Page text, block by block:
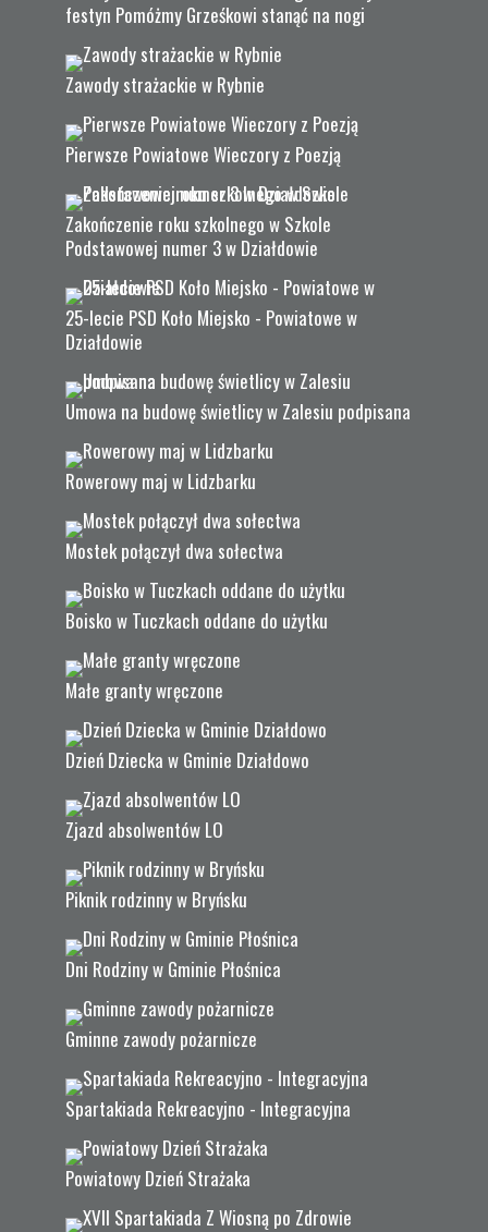
festyn Pomóżmy Grześkowi stanąć na nogi
Zawody strażackie w Rybnie
Pierwsze Powiatowe Wieczory z Poezją
Zakończenie roku szkolnego w Szkole
Podstawowej numer 3 w Działdowie
25-lecie PSD Koło Miejsko - Powiatowe w
Działdowie
Umowa na budowę świetlicy w Zalesiu podpisana
Rowerowy maj w Lidzbarku
Mostek połączył dwa sołectwa
Boisko w Tuczkach oddane do użytku
Małe granty wręczone
Dzień Dziecka w Gminie Działdowo
Zjazd absolwentów LO
Piknik rodzinny w Bryńsku
Dni Rodziny w Gminie Płośnica
Gminne zawody pożarnicze
Spartakiada Rekreacyjno - Integracyjna
Powiatowy Dzień Strażaka